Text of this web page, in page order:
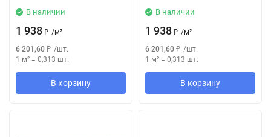
В наличии
1 938 ₽ /м²
6 201,60 ₽ /шт.
1 м² = 0,313 шт.
В корзину
В наличии
1 938 ₽ /м²
6 201,60 ₽ /шт.
1 м² = 0,313 шт.
В корзину